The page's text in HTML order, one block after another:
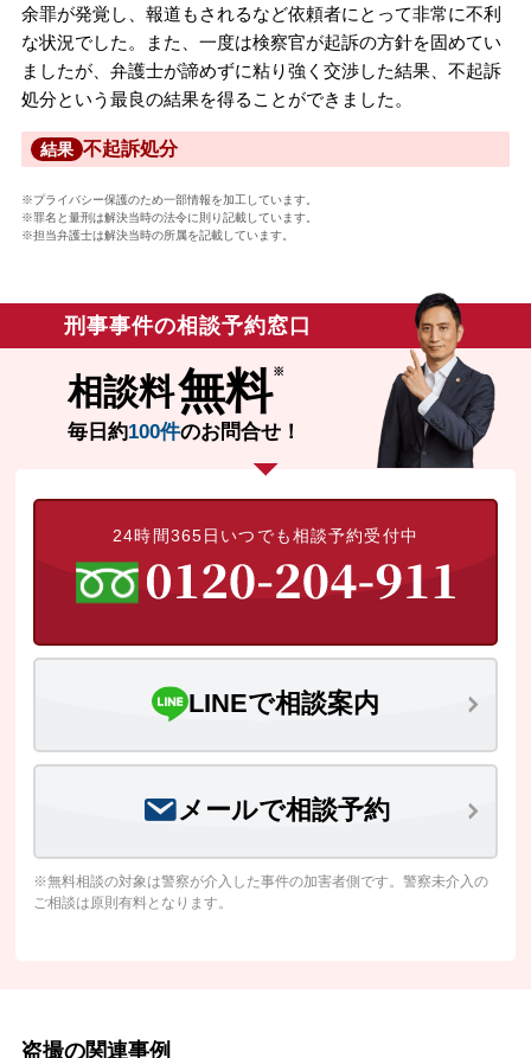
余罪が発覚し、報道もされるなど依頼者にとって非常に不利
な状況でした。また、一度は検察官が起訴の方針を固めてい
ましたが、弁護士が諦めずに粘り強く交渉した結果、不起訴
処分という最良の結果を得ることができました。
結果 不起訴処分
※プライバシー保護のため一部情報を加工しています。
※罪名と量刑は解決当時の法令に則り記載しています。
※担当弁護士は解決当時の所属を記載しています。
刑事事件の相談予約窓口
相談料無料
毎日約100件のお問合せ！
24時間365日いつでも相談予約受付中
LINEで相談案内
メールで相談予約
※無料相談の対象は警察が介入した事件の加害者側です。警察未介入の
ご相談は原則有料となります。
盗撮の関連事例